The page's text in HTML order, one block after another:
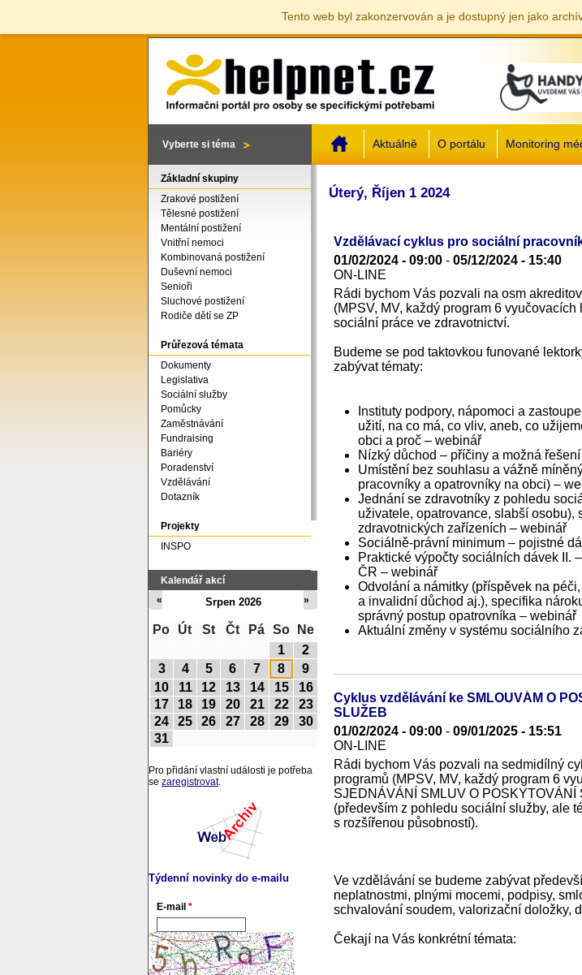
Tento web byl zakonzervován a je dostupný jen jako
Vyberte si téma Aktuálně O portálu Monitoring
Úterý, Říjen 1 2024
Vzdělávací cyklus pro sociální
01/02/2024 - 09:00 - 05/12/2024 - 15:40
ON-LINE
Rádi bychom Vás pozvali na osm
(MPSV, MV, každý program 6
sociální práce ve zdravotnictví.
Budeme se pod taktovkou funované
zabývat tématy:
Instituty podpory, nápomoci a
užití, na co má, co vliv, aneb, co
obci a proč – webinář
Nízký důchod – příčiny a možná
Umístění bez souhlasu a vážně
pracovníky a opatrovníky na obci) –
Jednání se zdravotníky z pohledu
uživatele, opatrovance, slabší osobu),
zdravotnických zařízeních – webinář
Sociálně-právní minimum – pojistné
Praktické výpočty sociálních dávek II.
ČR – webinář
Odvolání a námitky (příspěvek na
a invalidní důchod aj.), specifika
správný postup opatrovníka – webinář
Aktuální změny v systému sociálního
Cyklus vzdělávání ke SMLOUVÁM O
SLUŽEB
01/02/2024 - 09:00 - 09/01/2025 - 15:51
ON-LINE
Rádi bychom Vás pozvali na sedmidílný
programů (MPSV, MV, každý program 6
SJEDNÁVÁNÍ SMLUV O POSKYTOVÁNÍ
(především z pohledu sociální služby, ale
s rozšířenou působností).
Ve vzdělávání se budeme zabývat
neplatnostmi, plnými mocemi, podpisy,
schvalování soudem, valorizační doložky,
Čekají na Vás konkrétní témata:
Základní skupiny
Zrakové postižení
Tělesné postižení
Mentální postižení
Vnitřní nemoci
Kombinovaná postižení
Duševní nemoci
Senioři
Sluchové postižení
Rodiče dětí se ZP
Průřezová témata
Dokumenty
Legislativa
Sociální služby
Pomůcky
Zaměstnávání
Fundraising
Bariéry
Poradenství
Vzdělávání
Dotazník
Projekty
INSPO
Kalendář akcí
Srpen 2026
« »
Po Út St Čt Pá So
Ne
1
2
3
4 5 6 7 8
9
10
11 12 13 14 15
16
17
18 19 20 21 22
23
24
25 26 27 28 29
30
31
Pro přidání vlastní události je potřeba
se zaregistrovat.
Týdenní novinky do e-mailu
E-mail *